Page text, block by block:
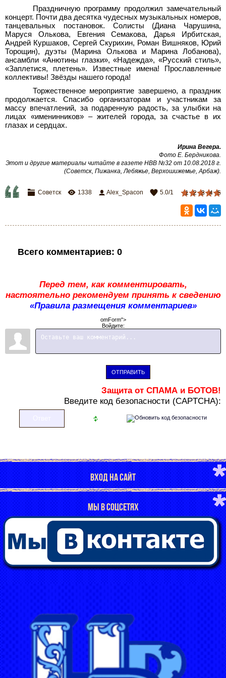
Праздничную программу продолжил замечательный
концерт. Почти два десятка чудесных музыкальных номеров,
танцевальных постановок. Солисты (Диана Чарушина,
Маруся Олькова, Евгения Семакова, Дарья Ирбитская,
Андрей Куршаков, Сергей Скурихин, Роман Вишняков, Юрий
Торощин), дуэты (Марина Олькова и Марина Лобанова),
ансамбли «Анютины глазки», «Надежда», «Русский стиль»,
«Заплетися, плетень». Известные имена! Прославленные
коллективы! Звёзды нашего города!
Торжественное мероприятие завершено, а праздник
продолжается. Спасибо организаторам и участникам за
массу впечатлений, за подаренную радость, за улыбки на
лицах «именинников» – жителей города, за счастье в их
глазах и сердцах.
Ирина Вегера.
Фото Е. Бердникова.
Этот и другие материалы читайте в газете НВВ №32 от 10.08.2018 г.
(Советск, Пижанка, Лебяжье, Верхошижемье, Арбаж).
1 2 3 4 5
Советск 1338 Alex_Spacon 5.0/1
Всего комментариев: 0
Перед тем, как комментировать,
настоятельно рекомендуем принять к сведению
«Правила размещения комментариев»
omForm">
Войдите:
ОТПРАВИТЬ
Защита от СПАМА и БОТОВ!
Введите код безопасности (CAPTCHA):
ВХОД НА САЙТ
МЫ В СОЦСЕТЯХ